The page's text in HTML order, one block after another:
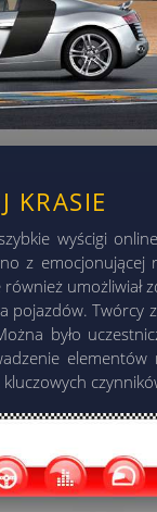
KRASIE
wyścigi
z
umożliwiał
pojazdów.
było
kluczowych